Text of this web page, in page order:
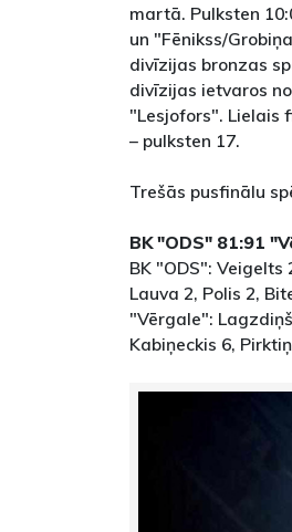
martā. Pulksten
un "Fēnikss/
divīzijas bronzas
divīzijas ietvaros
"Lesjofors". Lielais
– pulksten 17.
Trešās pusfinālu
BK "ODS" 81:91
BK "ODS": Veigelts
Lauva 2, Polis 2,
"Vērgale":
Kabiņeckis 6,